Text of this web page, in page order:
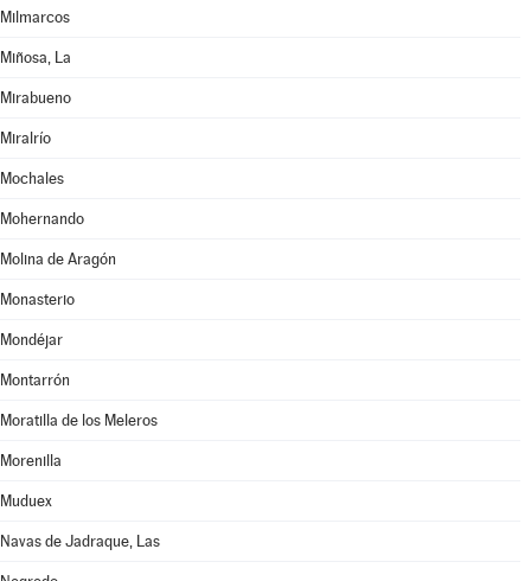
Milmarcos
Miñosa, La
Mirabueno
Miralrío
Mochales
Mohernando
Molina de Aragón
Monasterio
Mondéjar
Montarrón
Moratilla de los Meleros
Morenilla
Muduex
Navas de Jadraque, Las